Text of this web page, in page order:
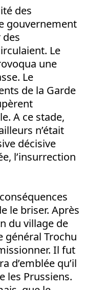
des
gouvernement
Le
une
Le
de la Garde
A ce stade,
n’était
décisive
l’insurrection
le briser. Après
du village de
général Trochu
Il fut
d’emblée qu’il
les Prussiens.